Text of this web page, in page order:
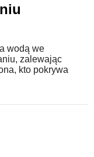
wodą we
zalewając
kto pokrywa